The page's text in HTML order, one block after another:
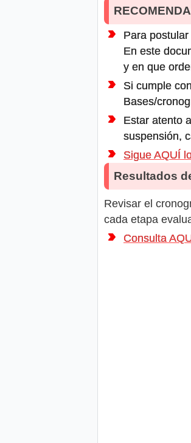
Para
En este
y en que
Si cumple
Bases/
Estar atento
suspensión,
Sigue AQUÍ
Resultados
Revisar el
cada etapa
Consulta